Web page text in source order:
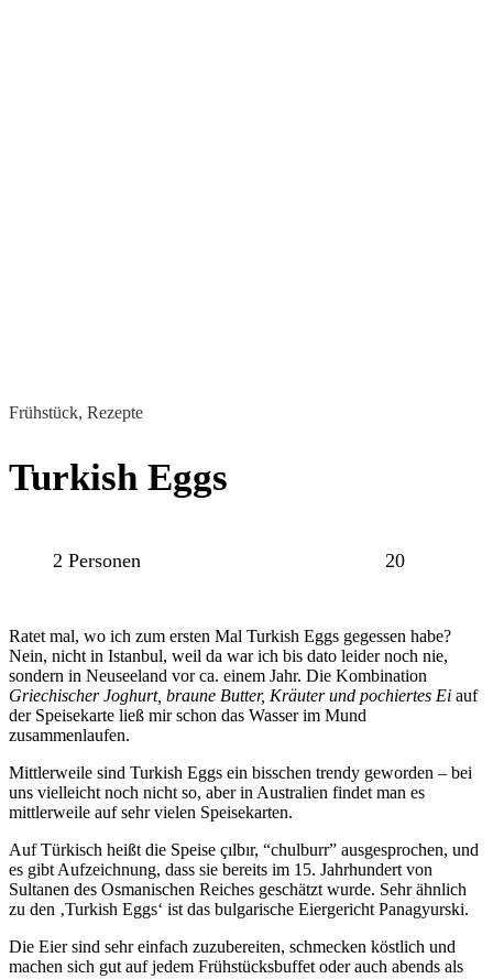
Frühstück, Rezepte
Turkish Eggs
2 Personen 20
Ratet mal, wo ich zum ersten Mal Turkish Eggs gegessen habe?
Nein, nicht in Istanbul, weil da war ich bis dato leider noch nie,
sondern in Neuseeland vor ca. einem Jahr. Die Kombination
Griechischer Joghurt, braune Butter, Kräuter und pochiertes Ei auf
der Speisekarte ließ mir schon das Wasser im Mund
zusammenlaufen.
Mittlerweile sind Turkish Eggs ein bisschen trendy geworden – bei
uns vielleicht noch nicht so, aber in Australien findet man es
mittlerweile auf sehr vielen Speisekarten.
Auf Türkisch heißt die Speise çılbır, “chulburr” ausgesprochen, und
es gibt Aufzeichnung, dass sie bereits im 15. Jahrhundert von
Sultanen des Osmanischen Reiches geschätzt wurde. Sehr ähnlich
zu den ‚Turkish Eggs‘ ist das bulgarische Eiergericht Panagyurski.
Die Eier sind sehr einfach zuzubereiten, schmecken köstlich und
machen sich gut auf jedem Frühstücksbuffet oder auch abends als